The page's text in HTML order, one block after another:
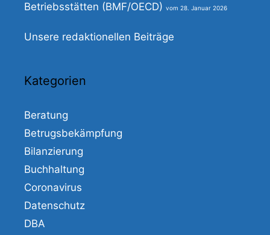
Betriebsstätten (BMF/OECD)
28. Januar 2026
Unsere redaktionellen Beiträge
Kategorien
Beratung
Betrugsbekämpfung
Bilanzierung
Buchhaltung
Coronavirus
Datenschutz
DBA